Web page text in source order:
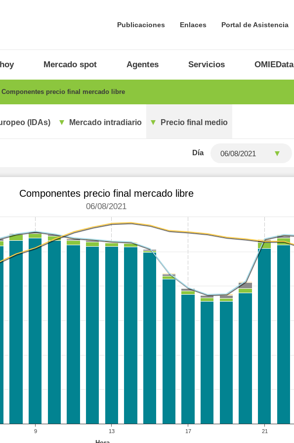
Publicaciones Enlaces Portal de Asistencia
Mercado spot Agentes Servicios OMIEData
Componentes precio final mercado libre
(IDAs) Mercado intradiario Precio final medio
Día
Componentes precio final mercado libre
06/08/2021
9 13 17 21